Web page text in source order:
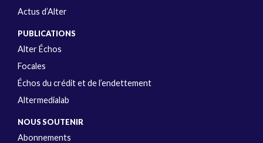
Actus d’Alter
PUBLICATIONS
Alter Échos
Focales
Échos du crédit et de l’endettement
Altermedialab
NOUS SOUTENIR
Abonnements